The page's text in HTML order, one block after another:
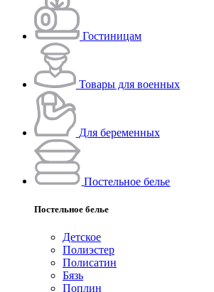
Гостиницам
Товары для военных
Для беременных
Постельное белье
Постельное белье
Детское
Полиэстeр
Полисатин
Бязь
Поплин